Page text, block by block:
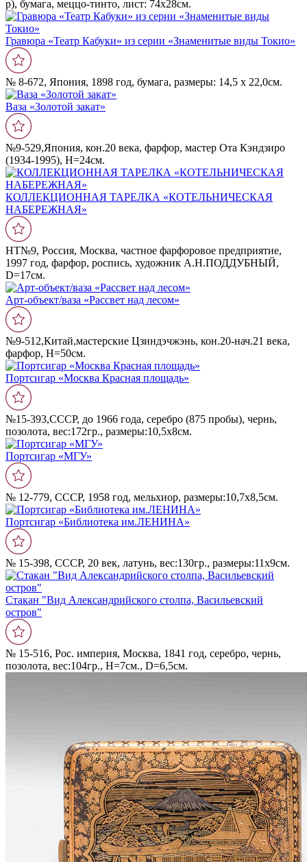
р), бумага, меццо-тинто, лист: 74х28см.
Гравюра «Театр Кабуки» из серии «Знаменитые виды Токио»
№ 8-672, Япония, 1898 год, бумага, размеры: 14,5 х 22,0см.
Ваза «Золотой закат»
№9-529,Япония, кон.20 века, фарфор, мастер Ота Кэндзиро
(1934-1995), Н=24см.
КОЛЛЕКЦИОННАЯ ТАРЕЛКА «КОТЕЛЬНИЧЕСКАЯ
НАБЕРЕЖНАЯ»
НТ№9, Россия, Москва, частное фарфоровое предприятие,
1997 год, фарфор, роспись, художник А.Н.ПОДДУБНЫЙ,
D=17cм.
Арт-объект/ваза «Рассвет над лесом»
№9-512,Китай,мастерские Цзиндэчжэнь, кон.20-нач.21 века,
фарфор, Н=50см.
Портсигар «Москва Красная площадь»
№15-393,СССР, до 1966 года, серебро (875 пробы), чернь,
позолота, вес:172гр., размеры:10,5х8см.
Портсигар «МГУ»
№ 12-779, СССР, 1958 год, мельхиор, размеры:10,7х8,5см.
Портсигар «Библиотека им.ЛЕНИНА»
№ 15-398, СССР, 20 век, латунь, вес:130гр., размеры:11х9см.
Стакан "Вид Александрийского столпа, Васильевский
остров"
№ 15-516, Рос. империя, Москва, 1841 год, серебро, чернь,
позолота, вес:104гр., Н=7см., D=6,5см.